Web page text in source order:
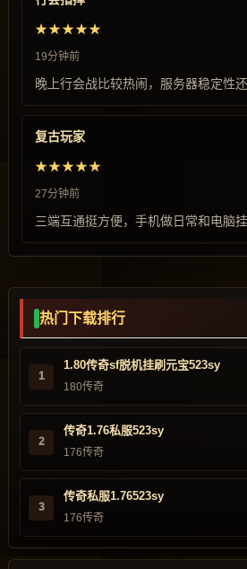
★★★★★
19分钟前
晚上行会战比较热闹，服务器稳定性还
复古玩家
★★★★★
27分钟前
三端互通挺方便，手机做日常和电脑挂
热门下载排行
1
1.80传奇sf脱机挂刷元宝523sy
180传奇
2
传奇1.76私服523sy
176传奇
3
传奇私服1.76523sy
176传奇